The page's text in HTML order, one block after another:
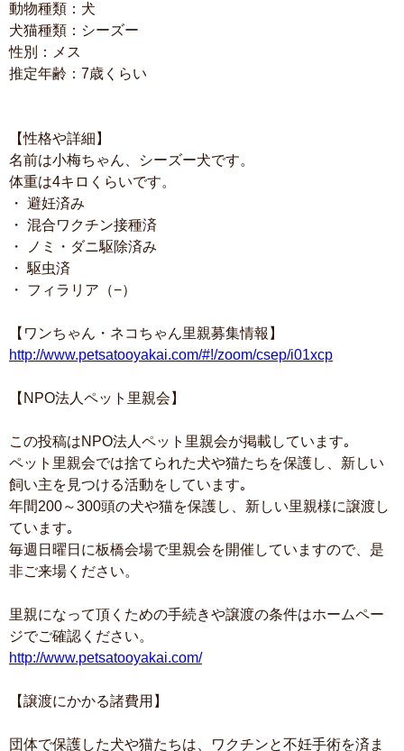
動物種類：犬
犬猫種類：シーズー
性別：メス
推定年齢：7歳くらい
【性格や詳細】
名前は小梅ちゃん、シーズー犬です。
体重は4キロくらいです。
・ 避妊済み
・ 混合ワクチン接種済
・ ノミ・ダニ駆除済み
・ 駆虫済
・ フィラリア（−）
【ワンちゃん・ネコちゃん里親募集情報】
http://www.petsatooyakai.com/#!/zoom/csep/i01xcp
【NPO法人ペット里親会】
この投稿はNPO法人ペット里親会が掲載しています｡
ペット里親会では捨てられた犬や猫たちを保護し、新しい
飼い主を見つける活動をしています｡
年間200～300頭の犬や猫を保護し、新しい里親様に譲渡し
ています｡
毎週日曜日に板橋会場で里親会を開催していますので、是
非ご来場ください。
里親になって頂くための手続きや譲渡の条件はホームペー
ジでご確認ください。
http://www.petsatooyakai.com/
【譲渡にかかる諸費用】
団体で保護した犬や猫たちは、ワクチンと不妊手術を済ま